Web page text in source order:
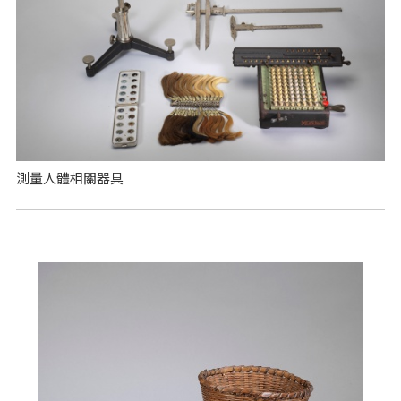
測量人體相關器具